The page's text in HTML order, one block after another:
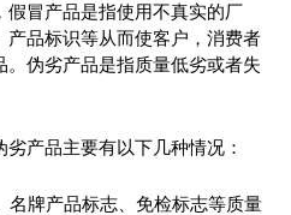
假冒产品是指使用不真实的厂
品标识等从而使客户，消费者
伪劣产品是指质量低劣或者失
产品主要有以下几种情况：
名牌产品标志、免检标志等质量